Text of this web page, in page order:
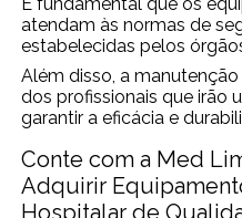
atendam às normas de
estabelecidas pelos
Além disso, a
dos profissionais que irão
garantir a eficácia e
Conte com a Med
Adquirir
Hospitalar de